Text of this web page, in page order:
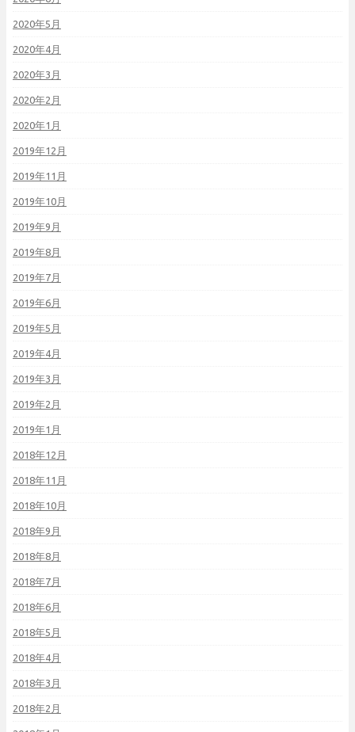
2020年5月
2020年4月
2020年3月
2020年2月
2020年1月
2019年12月
2019年11月
2019年10月
2019年9月
2019年8月
2019年7月
2019年6月
2019年5月
2019年4月
2019年3月
2019年2月
2019年1月
2018年12月
2018年11月
2018年10月
2018年9月
2018年8月
2018年7月
2018年6月
2018年5月
2018年4月
2018年3月
2018年2月